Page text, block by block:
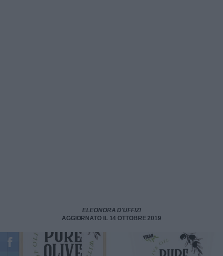
ELEONORA D'UFFIZI
AGGIORNATO IL 14 OTTOBRE 2019